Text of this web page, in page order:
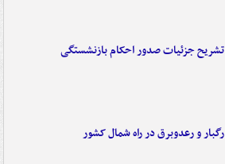
تشریح جزئیات صدور احکام بازنشستگی
رگبار و رعدوبرق در راه شمال کشور